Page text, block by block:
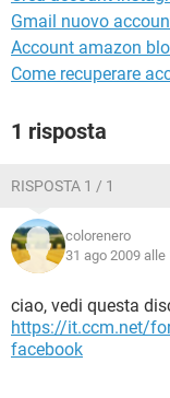
Gmail nuovo
Account amazon
Come recuperare
1 risposta
RISPOSTA 1 / 1
colorenero
31 ago 2009 alle
ciao, vedi questa
https://it.ccm.net/
facebook